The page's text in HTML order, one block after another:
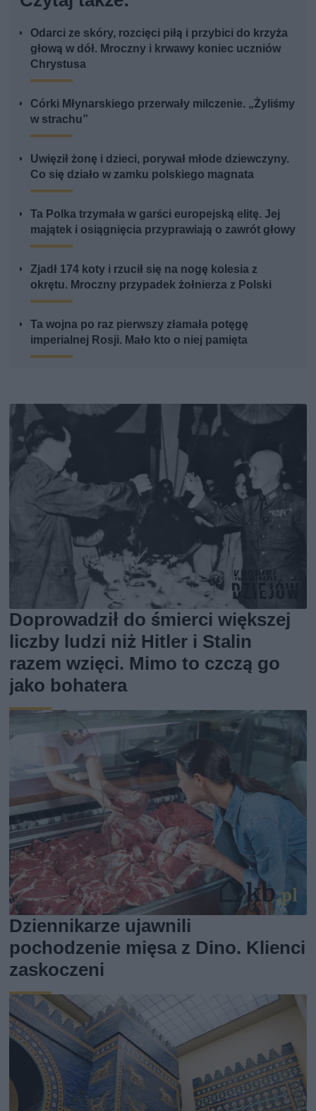
Odarci ze skóry, rozcięci piłą i przybici do krzyża
głową w dół. Mroczny i krwawy koniec uczniów
Chrystusa
Córki Młynarskiego przerwały milczenie. „Żyliśmy
w strachu”
Uwięził żonę i dzieci, porywał młode dziewczyny.
Co się działo w zamku polskiego magnata
Ta Polka trzymała w garści europejską elitę. Jej
majątek i osiągnięcia przyprawiają o zawrót głowy
Zjadł 174 koty i rzucił się na nogę kolesia z
okrętu. Mroczny przypadek żołnierza z Polski
Ta wojna po raz pierwszy złamała potęgę
imperialnej Rosji. Mało kto o niej pamięta
Doprowadził do śmierci większej
liczby ludzi niż Hitler i Stalin
razem wzięci. Mimo to czczą go
jako bohatera
Dziennikarze ujawnili
pochodzenie mięsa z Dino. Klienci
zaskoczeni